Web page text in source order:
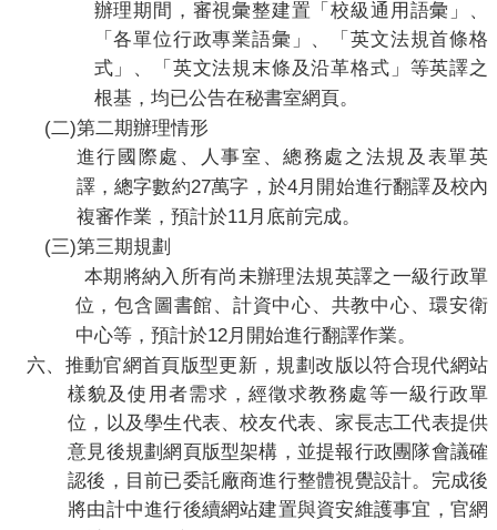
辦理期間，審視彙整建置「校級通用語彙」、
「各單位行政專業語彙」、「英文法規首條格
式」、「英文法規末條及沿革格式」等英譯之
根基，均已公告在秘書室網頁。
(二)第二期辦理情形
進行國際處、人事室、總務處之法規及表單英
譯，總字數約27萬字，於4月開始進行翻譯及校內
複審作業，預計於11月底前完成。
(三)第三期規劃
本期將納入所有尚未辦理法規英譯之一級行政單
位，包含圖書館、計資中心、共教中心、環安衛
中心等，預計於12月開始進行翻譯作業。
六、 推動官網首頁版型更新，規劃改版以符合現代網站
樣貌及使用者需求，經徵求教務處等一級行政單
位，以及學生代表、校友代表、家長志工代表提供
意見後規劃網頁版型架構，並提報行政團隊會議確
認後，目前已委託廠商進行整體視覺設計。完成後
將由計中進行後續網站建置與資安維護事宜，官網